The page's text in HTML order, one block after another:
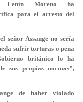
Lenín Moreno ha
para el arresto del
señor Assangeno sería
sufrirtorturas o pena
británico lo ha
sus propias normas",
de haber violado